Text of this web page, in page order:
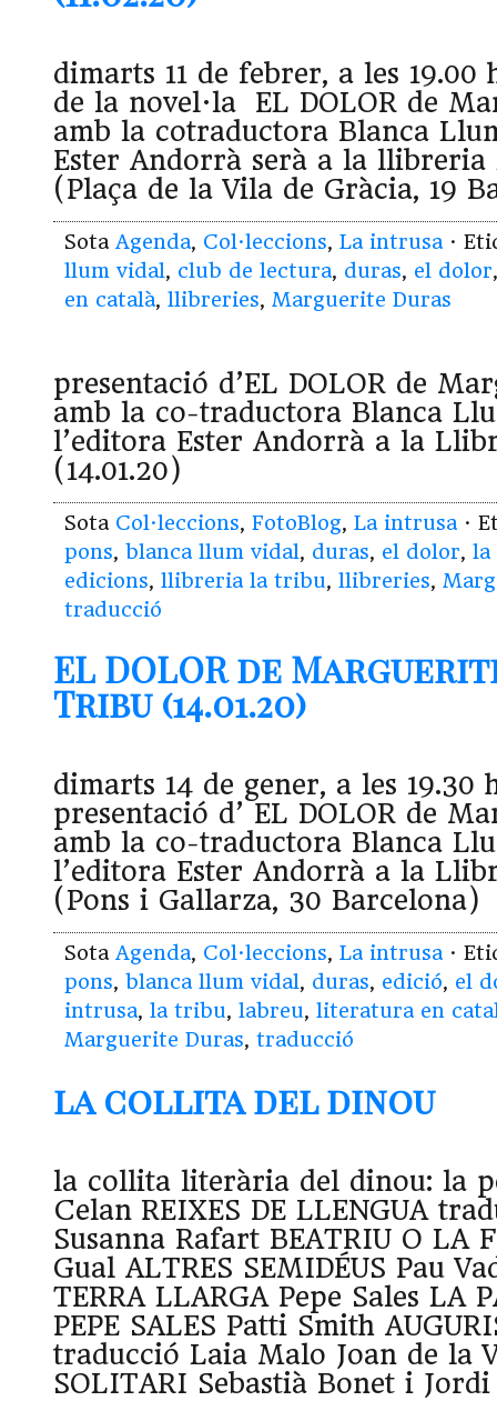
dimarts 11 de febrer, a les 19.00
de la novel·la EL DOLOR de
amb la cotraductora Blanca
Ester Andorrà serà a la llibreria
(Plaça de la Vila de Gràcia, 19
Sota Agenda, Col·leccions, La intrusa ·
llum vidal, club de lectura, duras, el dolor
en català, llibreries, Marguerite Duras
presentació d’EL DOLOR de
amb la co-traductora Blanca
l’editora Ester Andorrà a la
(14.01.20)
Sota Col·leccions, FotoBlog, La intrusa ·
pons, blanca llum vidal, duras, el dolor, la
edicions, llibreria la tribu, llibreries,
traducció
EL DOLOR de
Tribu (14.01.20)
dimarts 14 de gener, a les 19.30
presentació d’ EL DOLOR de
amb la co-traductora Blanca
l’editora Ester Andorrà a la
(Pons i Gallarza, 30
Sota Agenda, Col·leccions, La intrusa ·
pons, blanca llum vidal, duras, edició, el
intrusa, la tribu, labreu, literatura en
Marguerite Duras, traducció
la collita del dinou
la collita literària del dinou: la
Celan REIXES DE LLENGUA
Susanna Rafart BEATRIU O LA
Gual ALTRES SEMIDÉUS Pau
TERRA LLARGA Pepe Sales LA
PEPE SALES Patti Smith
traducció Laia Malo Joan de la
SOLITARI Sebastià Bonet i